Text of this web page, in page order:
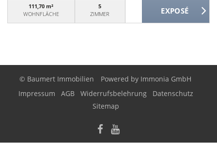
111,70 m²
WOHNFLÄCHE
5
ZIMMER
© Baumert Immobilien Powered by Immonia GmbH
Impressum
AGB Widerrufsbelehrung
Datenschutz
Sitemap